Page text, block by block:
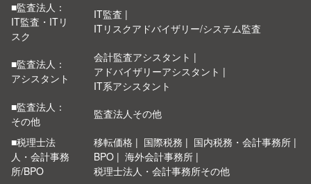
■監査法人：
IT監査・ITリ
スク
IT監査
ITリスクアドバイザリー/システム監査
■監査法人：
アシスタント
会計監査アシスタント
アドバイザリーアシスタント
IT系アシスタント
■監査法人：
その他
監査法人その他
■税理士法
人・会計事務
所/BPO
移転価格 国際税務
国内税務・会計事務所
BPO
海外会計事務所
税理士法人・会計事務所その他